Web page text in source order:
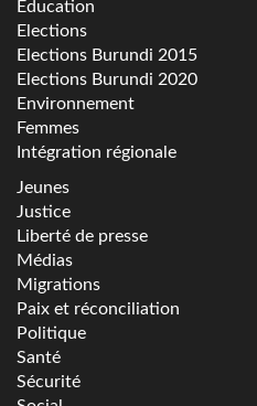
Education
Elections
Elections Burundi 2015
Elections Burundi 2020
Environnement
Femmes
Intégration régionale
Jeunes
Justice
Liberté de presse
Médias
Migrations
Paix et réconciliation
Politique
Santé
Sécurité